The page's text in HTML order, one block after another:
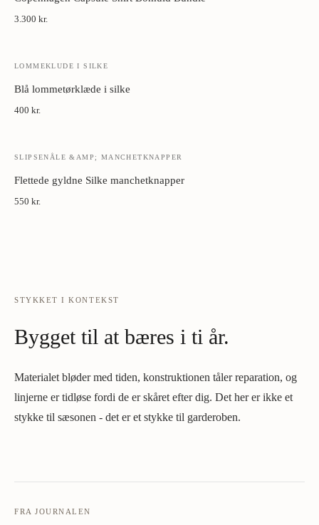
3.300 kr.
LOMMEKLUDE I SILKE
Blå lommetørklæde i silke
400 kr.
SLIPSENÅLE &AMP; MANCHETKNAPPER
Flettede gyldne Silke manchetknapper
550 kr.
STYKKET I KONTEKST
Bygget til at bæres i ti år.
Materialet bløder med tiden, konstruktionen tåler reparation, og
linjerne er tidløse fordi de er skåret efter dig. Det her er ikke et
stykke til sæsonen - det er et stykke til garderoben.
FRA JOURNALEN